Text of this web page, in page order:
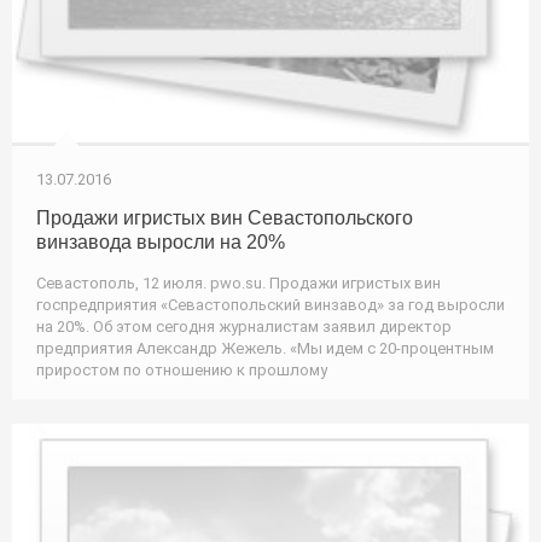
13.07.2016
Продажи игристых вин Севастопольского
винзавода выросли на 20%
Севастополь, 12 июля. pwo.su. Продажи игристых вин
госпредприятия «Севастопольский винзавод» за год выросли
на 20%. Об этом сегодня журналистам заявил директор
предприятия Александр Жежель. «Мы идем с 20-процентным
приростом по отношению к прошлому